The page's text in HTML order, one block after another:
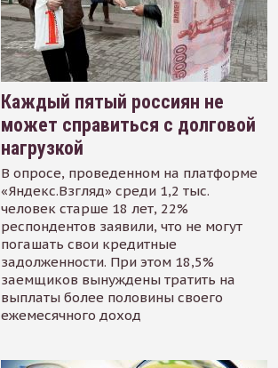
Каждый пятый россиян не
может справиться с долговой
нагрузкой
В опросе, проведенном на платформе
«Яндекс.Взгляд» среди 1,2 тыс.
человек старше 18 лет, 22%
респондентов заявили, что не могут
погашать свои кредитные
задолженности. При этом 18,5%
заемщиков вынуждены тратить на
выплаты более половины своего
ежемесячного доход